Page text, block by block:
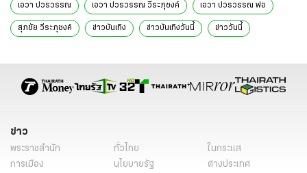
เอวา ปวรวรรณ เอวา ปวรวรรณ วีระภุชงค์ เอวา ปวรวรรณ พ่อ
สุภชัย วีระภุชงค์ ข่าวบันเทิง ข่าวบันเทิงวันนี้ ข่าววันนี้
ข่าว
พระราชสำนัก ทั่วไทย
ในกระแส
การเมือง
นโยบายรัฐ
ต่างประเทศ